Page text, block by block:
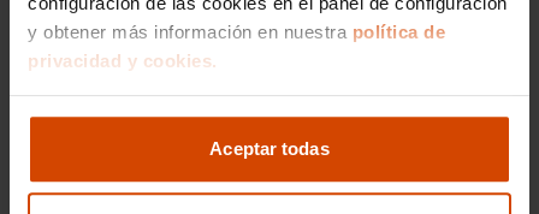
y obtener más información en nuestra política de
privacidad y cookies.
Aceptar todas
Desde 155 € /mes*
Citroen C3
PureTech 60KW (83CV) Max
2024
60.251 km